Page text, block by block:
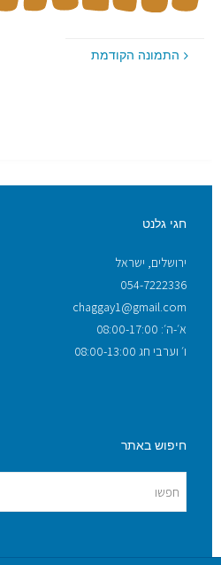
התמונה הקודמת
חגי גלנט
ירושלים, ישראל
054-7222336
chaggay1@gmail.com
א׳-ה׳: 08:00-17:00
ו׳ וערבי חג 08:00-13:00
חיפוש באתר